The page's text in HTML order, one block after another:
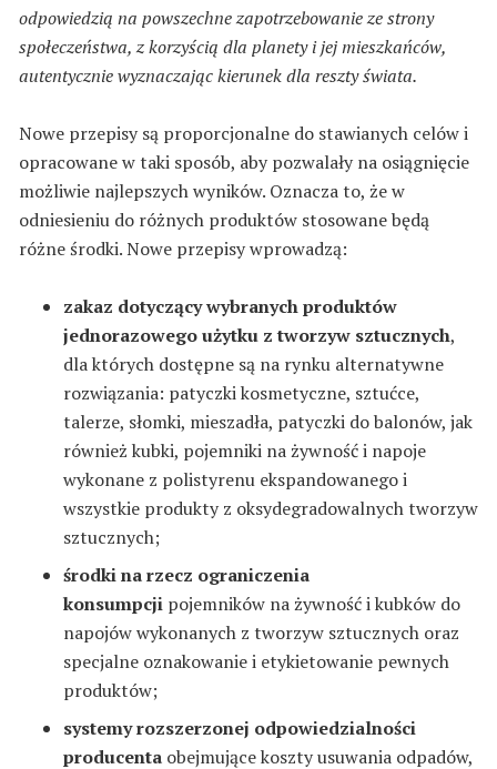
odpowiedzią na powszechne zapotrzebowanie ze strony
społeczeństwa, z korzyścią dla planety i jej mieszkańców,
autentycznie wyznaczając kierunek dla reszty świata.
Nowe przepisy są proporcjonalne do stawianych celów i
opracowane w taki sposób, aby pozwalały na osiągnięcie
możliwie najlepszych wyników. Oznacza to, że w
odniesieniu do różnych produktów stosowane będą
różne środki. Nowe przepisy wprowadzą:
zakaz dotyczący wybranych produktów
jednorazowego użytku z tworzyw sztucznych,
dla których dostępne są na rynku alternatywne
rozwiązania: patyczki kosmetyczne, sztućce,
talerze, słomki, mieszadła, patyczki do balonów, jak
również kubki, pojemniki na żywność i napoje
wykonane z polistyrenu ekspandowanego i
wszystkie produkty z oksydegradowalnych tworzyw
sztucznych;
środki na rzecz ograniczenia
konsumpcji pojemników na żywność i kubków do
napojów wykonanych z tworzyw sztucznych oraz
specjalne oznakowanie i etykietowanie pewnych
produktów;
systemy rozszerzonej odpowiedzialności
producenta obejmujące koszty usuwania odpadów,